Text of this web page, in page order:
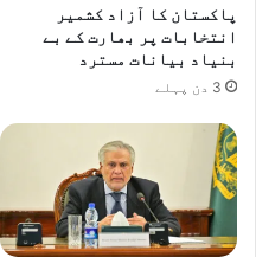
پاکستان کا آزاد کشمیر
انتخابات پر بھارت کے بے
بنیاد بیانات مسترد
3 دن پہلے